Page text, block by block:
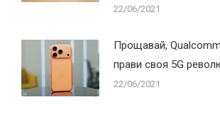
22/06/2021
Прощавай,
прави своя 5G
22/06/2021